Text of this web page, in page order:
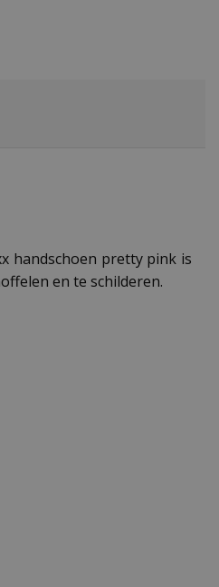
handschoen pretty pink is
en te schilderen.